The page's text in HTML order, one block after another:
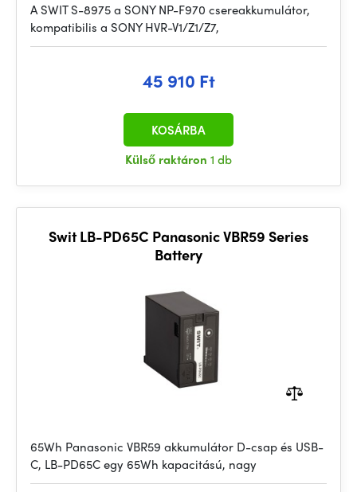
A SWIT S-8975 a SONY NP-F970 csereakkumulátor,
kompatibilis a SONY HVR-V1/Z1/Z7,
45 910 Ft
Külső raktáron 1 db
KOSÁRBA
Swit LB-PD65C Panasonic VBR59 Series
Battery
65Wh Panasonic VBR59 akkumulátor D-csap és USB-
C, LB-PD65C egy 65Wh kapacitású, nagy